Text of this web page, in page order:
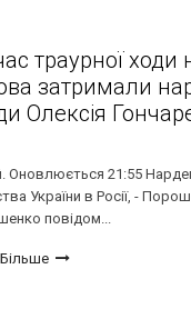
траурної ходи
затримали
Олексія
Оновлюється 21:55
України в Росії, -
повідом...
Більше